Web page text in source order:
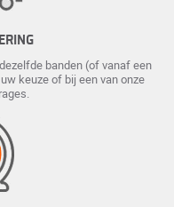
banden (of vanaf een
keuze of bij een van onze